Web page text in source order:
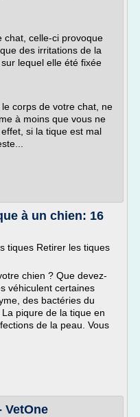
chat, celle-ci provoque
des irritations de la
lequel elle été fixée
corps de votre chat, ne
à moins que vous ne
si la tique est mal
à un chien: 16
tiques Retirer les tiques
chien ? Que devez-
véhiculent certaines
des bactéries du
piqure de la tique en
de la peau. Vous
VetOne